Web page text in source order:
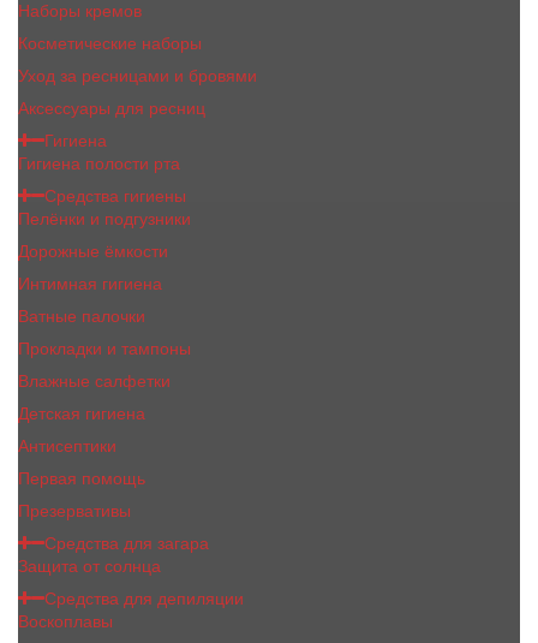
Наборы кремов
Косметические наборы
Уход за ресницами и бровями
Аксессуары для ресниц
Гигиена
Гигиена полости рта
Средства гигиены
Пелёнки и подгузники
Дорожные ёмкости
Интимная гигиена
Ватные палочки
Прокладки и тампоны
Влажные салфетки
Детская гигиена
Антисептики
Первая помощь
Презервативы
Средства для загара
Защита от солнца
Средства для депиляции
Воскоплавы